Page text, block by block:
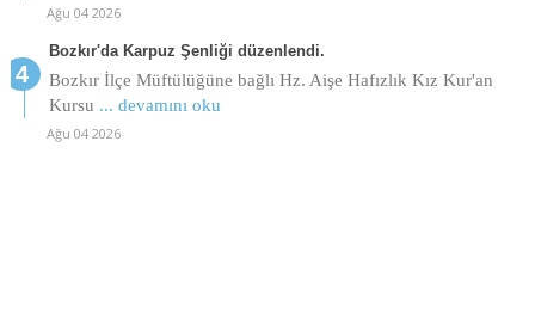
Ağu 04 2026
Bozkır'da Karpuz Şenliği düzenlendi.
Bozkır İlçe Müftülüğüne bağlı Hz. Aişe Hafızlık Kız Kur'an
Kursu ... devamını oku
Ağu 04 2026